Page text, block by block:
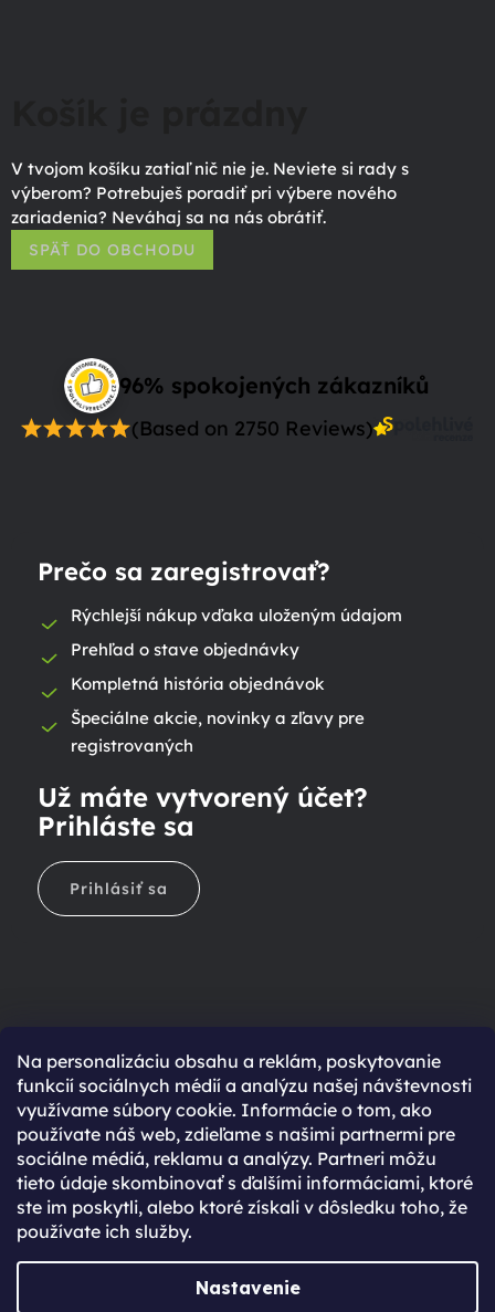
Na personalizáciu obsahu a reklám, poskytovanie
funkcií sociálnych médií a analýzu našej návštevnosti
využívame súbory cookie. Informácie o tom, ako
používate náš web, zdieľame s našimi partnermi pre
sociálne médiá, reklamu a analýzy. Partneri môžu
tieto údaje skombinovať s ďalšími informáciami, ktoré
ste im poskytli, alebo ktoré získali v dôsledku toho, že
používate ich služby.
Nastavenie
V tvojom košíku zatiaľ nič nie je. Neviete si rady s
výberom? Potrebuješ poradiť pri výbere nového
zariadenia? Neváhaj sa na nás obrátiť.
SPÄŤ DO OBCHODU
96% spokojených zákazníků
(Based on 2750 Reviews)
Prečo sa zaregistrovať?
Rýchlejší nákup vďaka uloženým údajom
Prehľad o stave objednávky
Kompletná história objednávok
Špeciálne akcie, novinky a zľavy pre
registrovaných
Už máte vytvorený účet?
Prihláste sa
Prihlásiť sa
Ešte nemáte účet?
Rýchlejší nákup vďaka uloženým údajom
Prehľad o stave objednávky
Kompletná história objednávok
Špeciálne akcie, novinky a zľavy pre registrovaných